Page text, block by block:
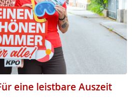
eine leistbare Auszeit